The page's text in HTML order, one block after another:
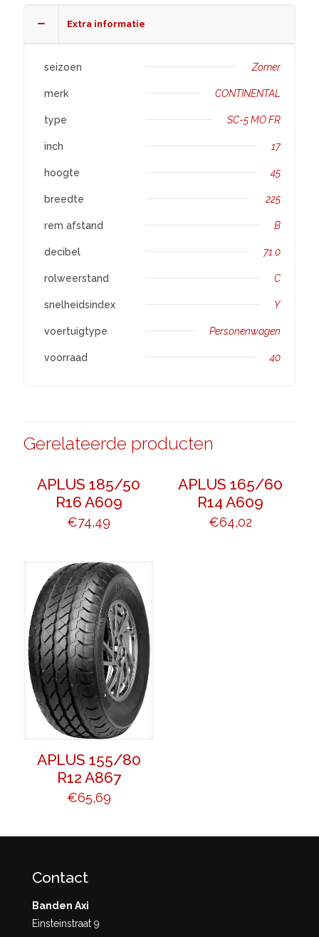
MO
Extra informatie
seizoen Zomer
merk CONTINENTAL
type SC-5 MO FR
inch 17
hoogte 45
breedte 225
rem afstand B
decibel 71.0
rolweerstand C
snelheidsindex Y
voertuigtype Personenwagen
voorraad 40
Gerelateerde producten
APLUS 185/50
R16 A609
€74,49
APLUS 165/60
R14 A609
€64,02
APLUS 155/80
R12 A867
€65,69
Contact
Banden Axi
Einsteinstraat 9